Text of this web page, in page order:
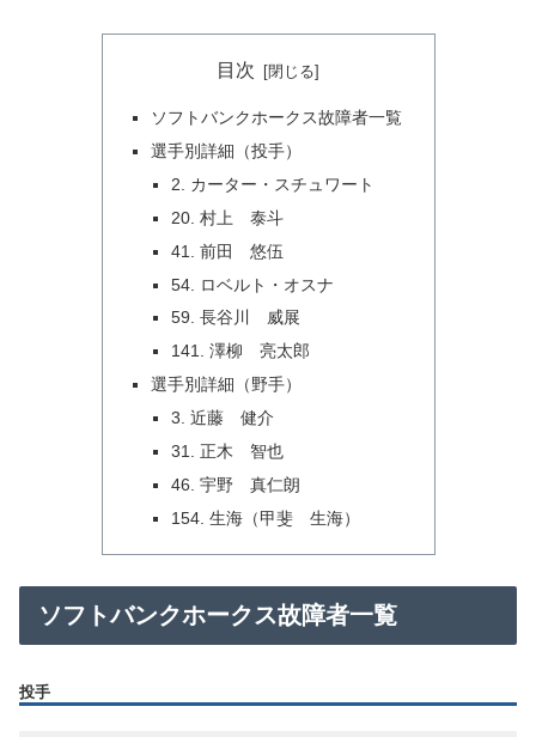
目次
ソフトバンクホークス故障者一覧
選手別詳細（投手）
2. カーター・スチュワート
20. 村上 泰斗
41. 前田 悠伍
54. ロベルト・オスナ
59. 長谷川 威展
141. 澤柳 亮太郎
選手別詳細（野手）
3. 近藤 健介
31. 正木 智也
46. 宇野 真仁朗
154. 生海（甲斐 生海）
ソフトバンクホークス故障者一覧
投手